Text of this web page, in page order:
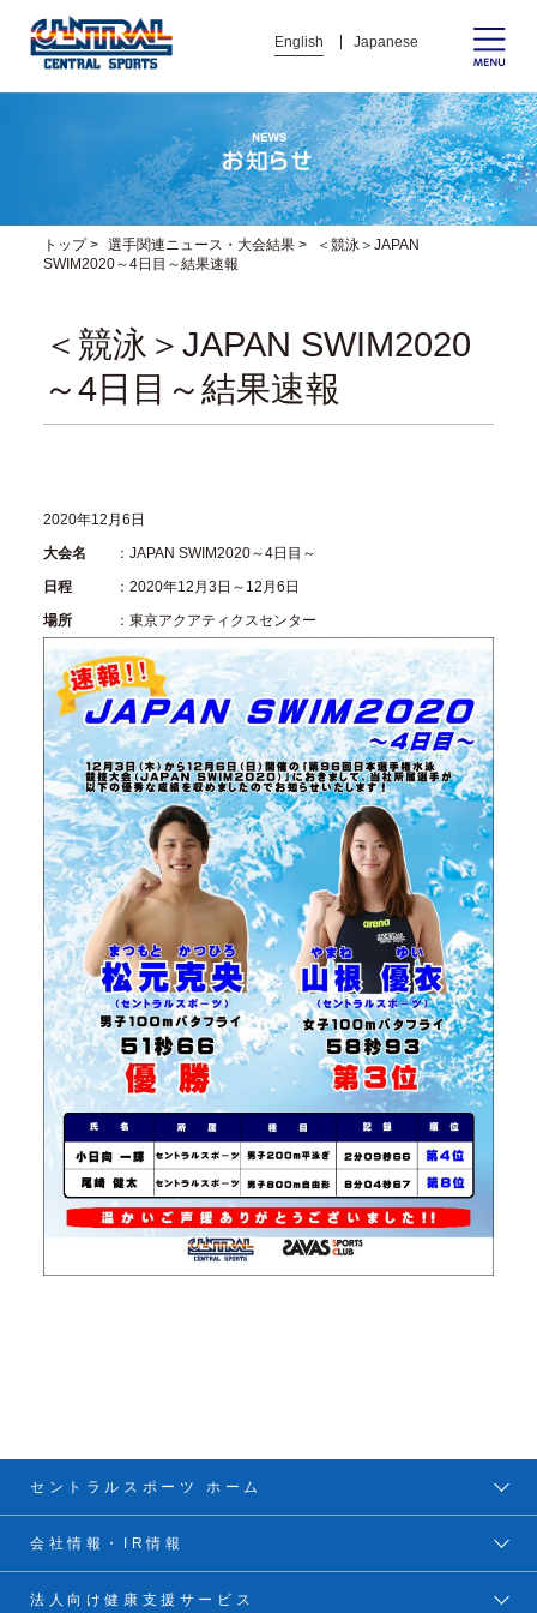
English Japanese
トップ> 選手関連ニュース・大会結果>
＜競泳＞JAPAN
SWIM2020～4日目～結果速報
＜競泳＞JAPAN SWIM2020
～4日目～結果速報
2020年12月6日
大会名
：JAPAN SWIM2020～4日目～
日程
：2020年12月3日～12月6日
場所
：東京アクアティクスセンター
セントラルスポーツ ホーム
会社情報・IR情報
法人向け健康支援サービス